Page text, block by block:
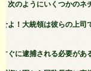
次のようにいくつかのネ
よ！大統領は彼らの上
ぐに逮捕される必要があ